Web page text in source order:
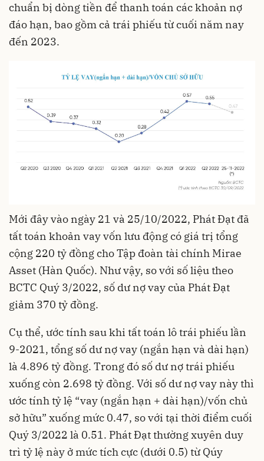
chuẩn bị dòng tiền để thanh toán các khoản nợ
đáo hạn, bao gồm cả trái phiếu từ cuối năm nay
đến 2023.
Mới đây vào ngày 21 và 25/10/2022, Phát Đạt đã
tất toán khoản vay vốn lưu động có giá trị tổng
cộng 220 tỷ đồng cho Tập đoàn tài chính Mirae
Asset (Hàn Quốc). Như vậy, so với số liệu theo
BCTC Quý 3/2022, số dư nợ vay của Phát Đạt
giảm 370 tỷ đồng.
Cụ thể, ước tính sau khi tất toán lô trái phiếu lần
9-2021, tổng số dư nợ vay (ngắn hạn và dài hạn)
là 4.896 tỷ đồng. Trong đó số dư nợ trái phiếu
xuống còn 2.698 tỷ đồng. Với số dư nợ vay này thì
ước tính tỷ lệ “vay (ngắn hạn + dài hạn)/vốn chủ
sở hữu” xuống mức 0.47, so với tại thời điểm cuối
Quý 3/2022 là 0.51. Phát Đạt thường xuyên duy
trì tỷ lệ này ở mức tích cực (dưới 0.5) từ Qúy